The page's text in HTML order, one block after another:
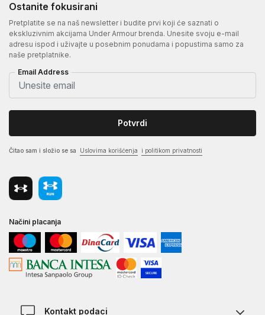
Ostanite fokusirani
Pretplatite se na naš newsletter i budite prvi koji će saznati o
ekskluzivnim akcijama Under Armour brenda. Unesite svoju e-mail
adresu ispod i uživajte u posebnim ponudama i popustima samo za
naše pretplatnike.
Email Address
Potvrdi
Čitao sam i složio se sa Uslovima korišćenja i politikom privatnosti
Načini placanja
Kontakt podaci